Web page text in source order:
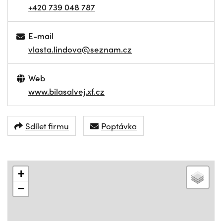
+420 739 048 787
E-mail
vlasta.lindova@seznam.cz
Web
www.bilasalvej.xf.cz
Sdílet firmu Poptávka
+
−